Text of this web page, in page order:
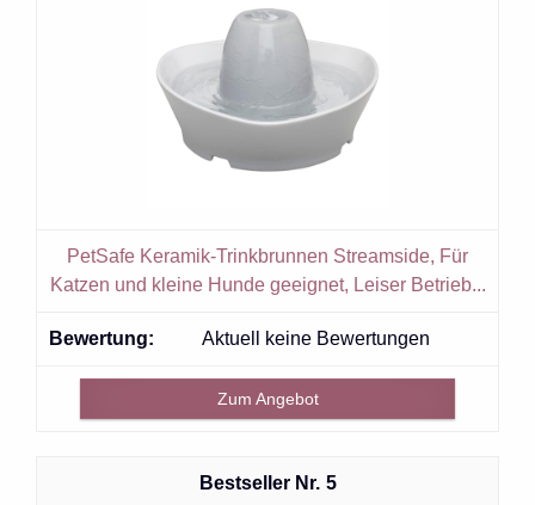
PetSafe Keramik-Trinkbrunnen Streamside, Für
Katzen und kleine Hunde geeignet, Leiser Betrieb...
Aktuell keine Bewertungen
Zum Angebot
5